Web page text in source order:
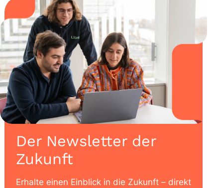
Der Newsletter der
Zukunft
Erhalte einen Einblick in die Zukunft – direkt